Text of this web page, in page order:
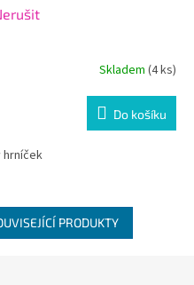
Skladem (4 ks)
Do košíku
hrníček
PRODUKTY